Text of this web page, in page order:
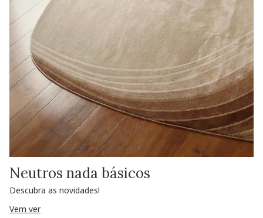
Neutros nada básicos
Descubra as novidades!
Vem ver